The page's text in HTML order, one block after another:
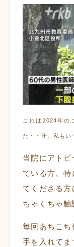
これは2024年
た・・汗。私もい
当院にアト
ている方、特
てくださる方
ちゃくちゃ触
毎回あちこち
手を入れてま